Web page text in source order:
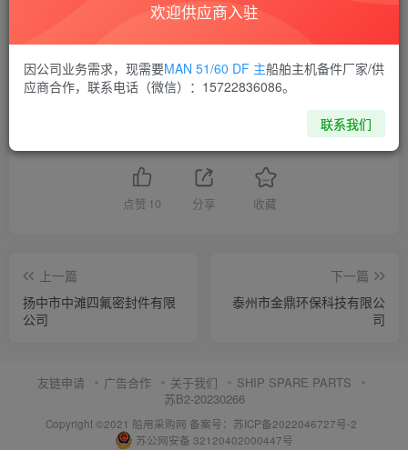
THE END
供应商通讯录 江苏
点赞 10 分享 收藏
上一篇
扬中市中滩四氟密封件有限
公司
下一篇
泰州市金鼎环保科技有限公
司
友链申请 广告合作 关于我们
SHIP SPARE PARTS
苏B2-20230266
Copyright ©2021 船用采购网 备案号：苏ICP备2022046727号-2
苏公网安备 32120402000447号
欢迎供应商入驻
因公司业务需求，现需要MAN 51/60 DF 主船舶主机备件厂家/供
应商合作，联系电话（微信）：15722836086。
联系我们